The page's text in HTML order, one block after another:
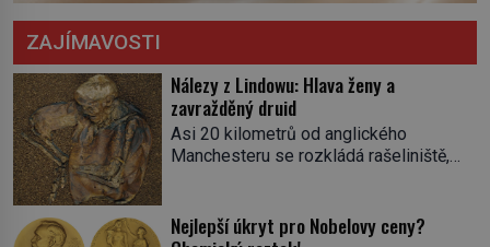
ZAJÍMAVOSTI
Nálezy z Lindowu: Hlava ženy a
zavražděný druid
Asi 20 kilometrů od anglického
Manchesteru se rozkládá rašeliniště,
minulosti. Na kalendáři bychom
nalistovali 13. května 1983. Těžaři Andy
Nejlepší úkryt pro Nobelovy ceny?